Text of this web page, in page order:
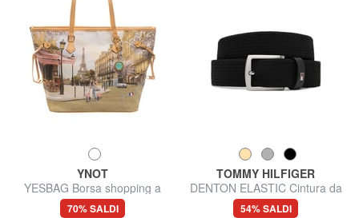
YNOT
YESBAG Borsa shopping a
spalla
70% SALDI
TOMMY HILFIGER
DENTON ELASTIC Cintura da
uomo in tessuto intrecciato
54% SALDI